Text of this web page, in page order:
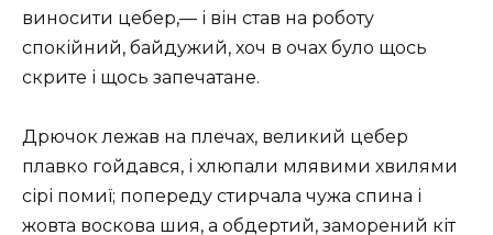
виносити цебер,— і він став на роботу
спокійний, байдужий, хоч в очах було щось
скрите і щось запечатане.
Дрючок лежав на плечах, великий цебер
плавко гойдався, і хлюпали млявими хвилями
сірі помиї; попереду стирчала чужа спина і
жовта воскова шия, а обдертий, заморений кіт